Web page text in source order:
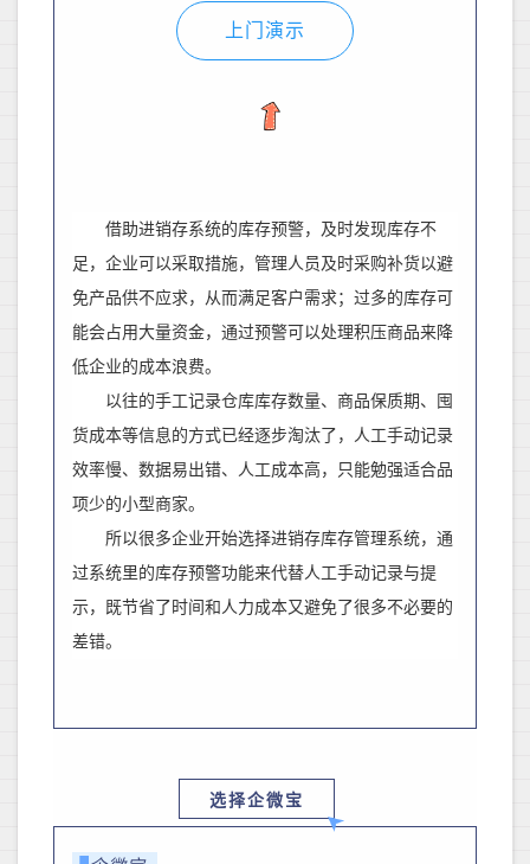
上门演示
借助进销存系统的库存预警， 及时发现库存不
足，企业可以采取措施， 管理人员及时采购补货以避
免产品供不应求，从而满足客户需求； 过多的库存可
能会占用大量资金， 通过预警可以处理积压商品来降
低企业的成本浪费。
以往的手工记录仓库库存数量、商品保质期、囤
货成本等信息的方式已经逐步淘汰了，人工手动记录
效率慢、数据易出错、人工成本高，只能勉强适合品
项少的小型商家。
所以很多企业开始选择进销存库存管理系统，通
过系统里的库存预警功能来代替人工手动记录与提
示，既节省了时间和人力成本又避免了很多不必要的
差错。
选择企微宝